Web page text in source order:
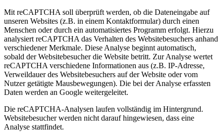
Mit reCAPTCHA soll überprüft werden, ob die Dateneingabe auf
unseren Websites (z.B. in einem Kontaktformular) durch einen
Menschen oder durch ein automatisiertes Programm erfolgt. Hierzu
analysiert reCAPTCHA das Verhalten des Websitebesuchers anhand
verschiedener Merkmale. Diese Analyse beginnt automatisch,
sobald der Websitebesucher die Website betritt. Zur Analyse wertet
reCAPTCHA verschiedene Informationen aus (z.B. IP-Adresse,
Verweildauer des Websitebesuchers auf der Website oder vom
Nutzer getätigte Mausbewegungen). Die bei der Analyse erfassten
Daten werden an Google weitergeleitet.
Die reCAPTCHA-Analysen laufen vollständig im Hintergrund.
Websitebesucher werden nicht darauf hingewiesen, dass eine
Analyse stattfindet.